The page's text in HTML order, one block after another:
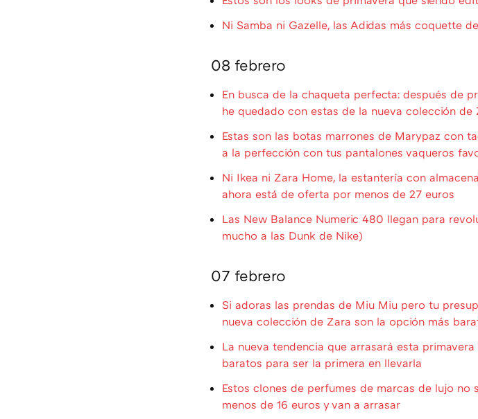
Ni Samba ni Gazelle, las Adidas más coquette
08 febrero
En busca de la chaqueta perfecta: después de
he quedado con estas de la nueva colección de
Estas son las botas marrones de Marypaz con
a la perfección con tus pantalones vaqueros
Ni Ikea ni Zara Home, la estantería con
ahora está de oferta por menos de 27 euros
Las New Balance Numeric 480 llegan para
mucho a las Dunk de Nike)
07 febrero
Si adoras las prendas de Miu Miu pero tu
nueva colección de Zara son la opción más
La nueva tendencia que arrasará esta
baratos para ser la primera en llevarla
Estos clones de perfumes de marcas de lujo
menos de 16 euros y van a arrasar